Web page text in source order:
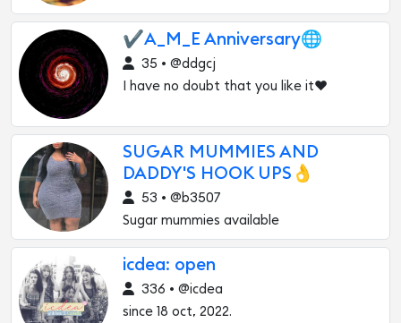
✔️A_M_E Anniversary🌐
35 • @ddgcj
I have no doubt that you like it❤
SUGAR MUMMIES AND
DADDY'S HOOK UPS👌
53 • @b3507
Sugar mummies available
icdea: open
336 • @icdea
since 18 oct, 2022.